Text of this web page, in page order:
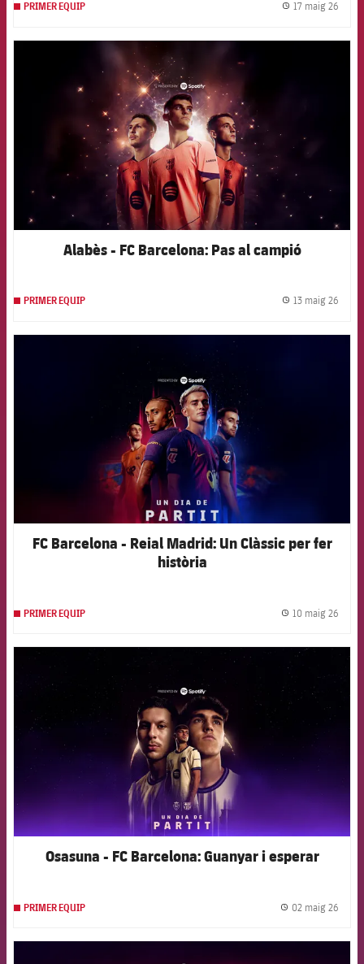
PRIMER EQUIP 17 maig 26
Alabès - FC Barcelona: Pas al campió
PRIMER EQUIP 13 maig 26
FCB Barcelona badge
FC Barcelona - Reial Madrid: Un Clàssic per fer
història
PRIMER EQUIP 10 maig 26
FCB Barcelona badge
Osasuna - FC Barcelona: Guanyar i esperar
PRIMER EQUIP 02 maig 26